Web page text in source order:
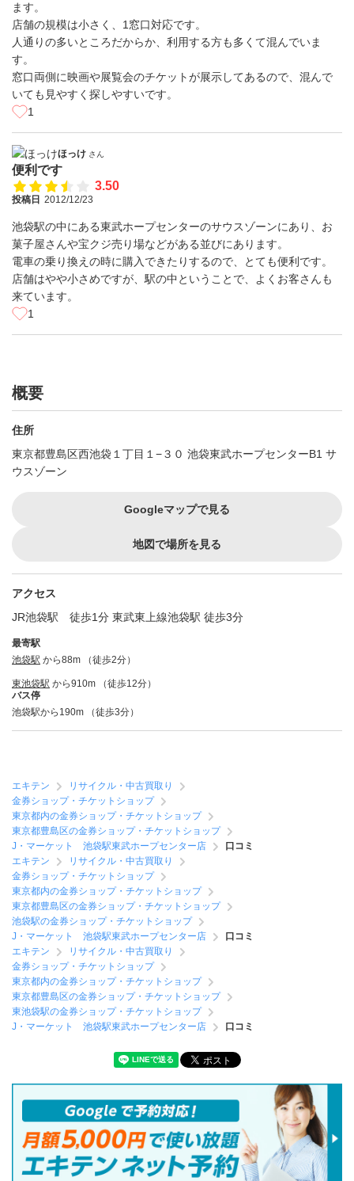
ます。
店舗の規模は小さく、1窓口対応です。
人通りの多いところだからか、利用する方も多くて混んでいま
す。
窓口両側に映画や展覧会のチケットが展示してあるので、混んで
いても見やすく探しやすいです。
1
ほっけ さん
便利です
3.50
投稿日 2012/12/23
池袋駅の中にある東武ホープセンターのサウスゾーンにあり、お
菓子屋さんや宝クジ売り場などがある並びにあります。
電車の乗り換えの時に購入できたりするので、とても便利です。
店舗はやや小さめですが、駅の中ということで、よくお客さんも
来ています。
1
概要
住所
東京都豊島区西池袋１丁目１−３０ 池袋東武ホープセンターB1 サ
ウスゾーン
Googleマップで見る
地図で場所を見る
アクセス
JR池袋駅 徒歩1分 東武東上線池袋駅 徒歩3分
最寄駅
池袋駅 から88m （徒歩2分）
東池袋駅 から910m （徒歩12分）
バス停
池袋駅から190m （徒歩3分）
エキテン
リサイクル・中古買取り
金券ショップ・チケットショップ
東京都内の金券ショップ・チケットショップ
東京都豊島区の金券ショップ・チケットショップ
J・マーケット 池袋駅東武ホープセンター店
口コミ
エキテン
リサイクル・中古買取り
金券ショップ・チケットショップ
東京都内の金券ショップ・チケットショップ
東京都豊島区の金券ショップ・チケットショップ
池袋駅の金券ショップ・チケットショップ
J・マーケット 池袋駅東武ホープセンター店
口コミ
エキテン
リサイクル・中古買取り
金券ショップ・チケットショップ
東京都内の金券ショップ・チケットショップ
東京都豊島区の金券ショップ・チケットショップ
東池袋駅の金券ショップ・チケットショップ
J・マーケット 池袋駅東武ホープセンター店
口コミ